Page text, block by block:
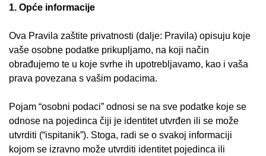
1. Opće informacije
Ova Pravila zaštite privatnosti (dalje: Pravila) opisuju koje
vaše osobne podatke prikupljamo, na koji način
obrađujemo te u koje svrhe ih upotrebljavamo, kao i vaša
prava povezana s vašim podacima.
Pojam “osobni podaci” odnosi se na sve podatke koje se
odnose na pojedinca čiji je identitet utvrđen ili se može
utvrditi (“ispitanik”). Stoga, radi se o svakoj informaciji
kojom se izravno može utvrditi identitet pojedinca ili